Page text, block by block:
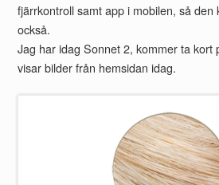
fjärrkontroll samt app i mobilen, så den
också.
Jag har idag Sonnet 2, kommer ta kort
visar bilder från hemsidan idag.